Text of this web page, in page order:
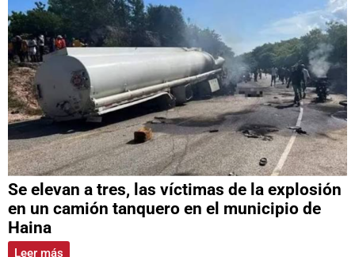
Se elevan a tres, las víctimas de la explosión
en un camión tanquero en el municipio de
Haina
Leer más